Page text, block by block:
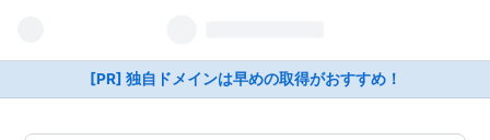
[PR] 独自ドメインは早めの取得がおすすめ！